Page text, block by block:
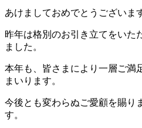
あけましておめでとうございま
昨年は格別のお引き立てをいた
ました。
本年も、皆さまにより一層ご満
まいります。
今後とも変わらぬご愛顧を賜り
す。